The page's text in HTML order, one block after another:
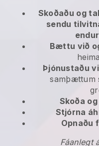
Skoðaðu og
sendu
Bættu við
Þjónustaðu
samþættum
Skoða
Stjórna
Opnaðu
Fáanlegt